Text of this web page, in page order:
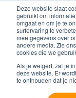
Deze website slaat
gebruikt om
omgaat en om je te
surfervaring te
meetgegevens over
andere media. Zie
cookies die we
Als je weigert, zal je
deze website. Er
te onthouden dat je